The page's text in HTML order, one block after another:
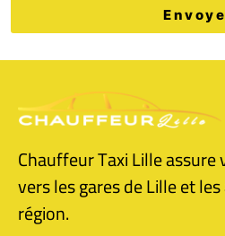
Chauffeur Taxi Lille
vers les gares de Lille et
région.